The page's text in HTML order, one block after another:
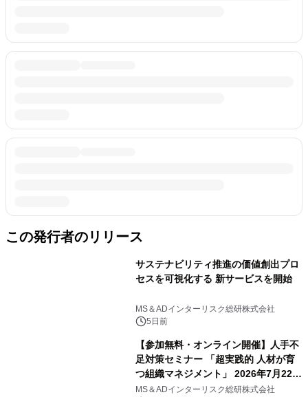
この発行者のリリース
サステナビリティ推進の価値創出プロ
セスを可視化する 新サービスを開始
MS＆ADインターリスク総研株式会社
5日前
【参加無料・オンライン開催】人手不
足対策セミナー 「超実践的 人材が育
つ組織マネジメント」 2026年7月22日
(水)開催
MS＆ADインターリスク総研株式会社